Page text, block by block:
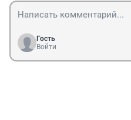
Гость
Войти